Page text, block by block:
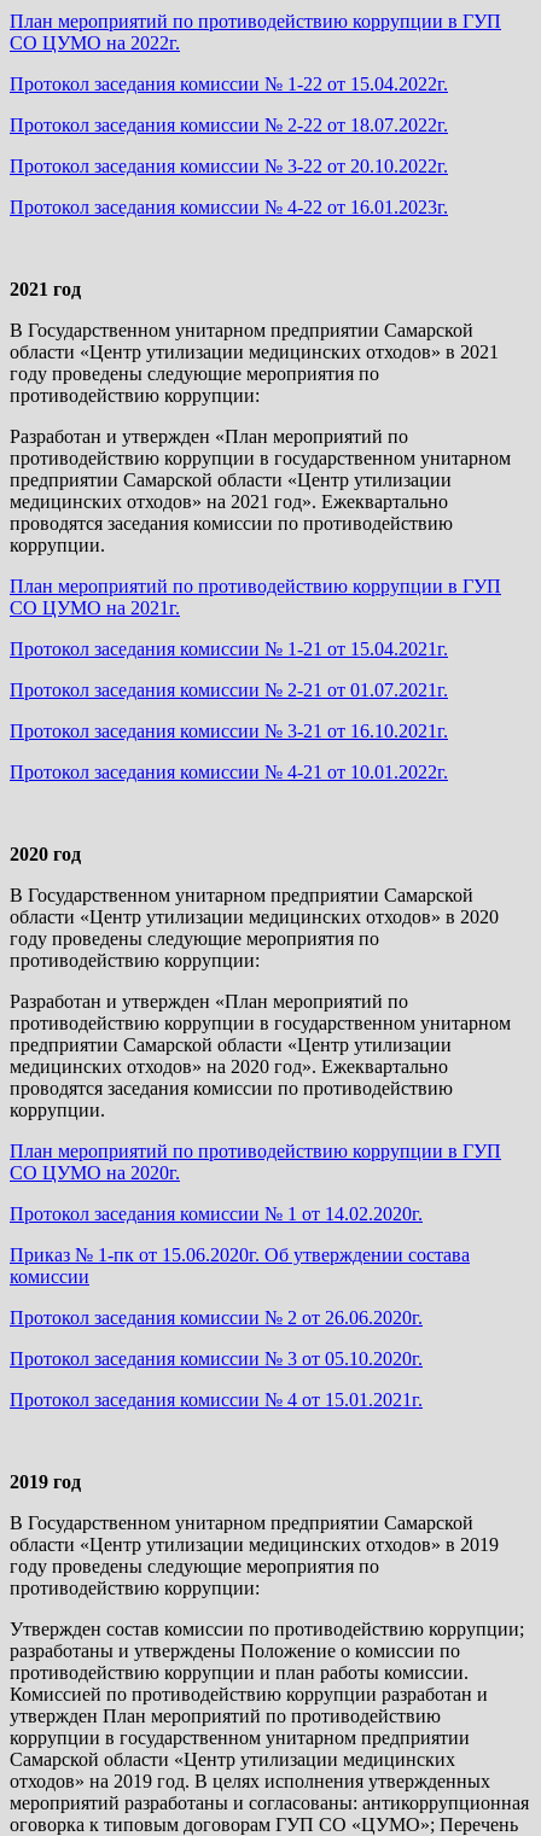
План мероприятий по противодействию коррупции в ГУП
СО ЦУМО на 2022г.
Протокол заседания комиссии № 1-22 от 15.04.2022г.
Протокол заседания комиссии № 2-22 от 18.07.2022г.
Протокол заседания комиссии № 3-22 от 20.10.2022г.
Протокол заседания комиссии № 4-22 от 16.01.2023г.
2021 год
В Государственном унитарном предприятии Самарской
области «Центр утилизации медицинских отходов» в 2021
году проведены следующие мероприятия по
противодействию коррупции:
Разработан и утвержден «План мероприятий по
противодействию коррупции в государственном унитарном
предприятии Самарской области «Центр утилизации
медицинских отходов» на 2021 год». Ежеквартально
проводятся заседания комиссии по противодействию
коррупции.
План мероприятий по противодействию коррупции в ГУП
СО ЦУМО на 2021г.
Протокол заседания комиссии № 1-21 от 15.04.2021г.
Протокол заседания комиссии № 2-21 от 01.07.2021г.
Протокол заседания комиссии № 3-21 от 16.10.2021г.
Протокол заседания комиссии № 4-21 от 10.01.2022г.
2020 год
В Государственном унитарном предприятии Самарской
области «Центр утилизации медицинских отходов» в 2020
году проведены следующие мероприятия по
противодействию коррупции:
Разработан и утвержден «План мероприятий по
противодействию коррупции в государственном унитарном
предприятии Самарской области «Центр утилизации
медицинских отходов» на 2020 год». Ежеквартально
проводятся заседания комиссии по противодействию
коррупции.
План мероприятий по противодействию коррупции в ГУП
СО ЦУМО на 2020г.
Протокол заседания комиссии № 1 от 14.02.2020г.
Приказ № 1-пк от 15.06.2020г. Об утверждении состава
комиссии
Протокол заседания комиссии № 2 от 26.06.2020г.
Протокол заседания комиссии № 3 от 05.10.2020г.
Протокол заседания комиссии № 4 от 15.01.2021г.
2019 год
В Государственном унитарном предприятии Самарской
области «Центр утилизации медицинских отходов» в 2019
году проведены следующие мероприятия по
противодействию коррупции:
Утвержден состав комиссии по противодействию коррупции;
разработаны и утверждены Положение о комиссии по
противодействию коррупции и план работы комиссии.
Комиссией по противодействию коррупции разработан и
утвержден План мероприятий по противодействию
коррупции в государственном унитарном предприятии
Самарской области «Центр утилизации медицинских
отходов» на 2019 год. В целях исполнения утвержденных
мероприятий разработаны и согласованы: антикоррупционная
оговорка к типовым договорам ГУП СО «ЦУМО»; Перечень